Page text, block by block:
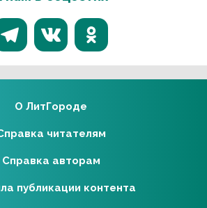
О ЛитГороде
читателям
Справка авторам
публикации контента